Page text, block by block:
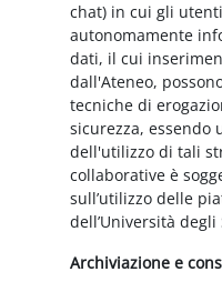
chat) in cui gli
autonomamente
dati, il cui
dall'Ateneo,
tecniche di
sicurezza, essendo
dell'utilizzo di tali
collaborative è
sull’utilizzo delle
dell’Università degli
Archiviazione e